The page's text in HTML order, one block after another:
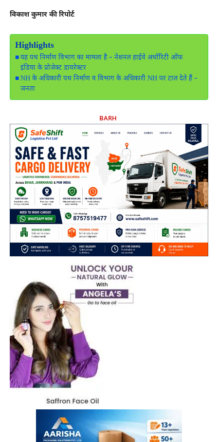
विकाश कुमार की रिपोर्ट
Highlights
यह पथ निर्माण विभाग का मामला है – नेशनल हाईवे अथॉरिटी ऑफ
इंडिया के प्रोजेक्ट डायरेक्टर
NH के अधिकारी पथ निर्माण व विभाग के अधिकारी NH पर टाल देते हैं –
जनता
BARH